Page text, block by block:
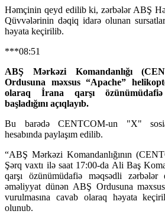
Həmçinin qeyd edilib ki, zərbələr ABŞ
Qüvvələrinin dəqiq idarə olunan
həyata keçirilib.
***08:51
ABŞ Mərkəzi Komandanlığı
Ordusuna məxsus “Apache”
olaraq İrana qarşı
başladığını açıqlayıb.
Bu barədə CENTCOM-un "X"
hesabında paylaşım edilib.
“ABŞ Mərkəzi Komandanlığının
Şərq vaxtı ilə saat 17:00-da Ali Baş
qarşı özünümüdafiə məqsədli zərbələr
əməliyyat dünən ABŞ Ordusuna
vurulmasına cavab olaraq həyata
olunub.